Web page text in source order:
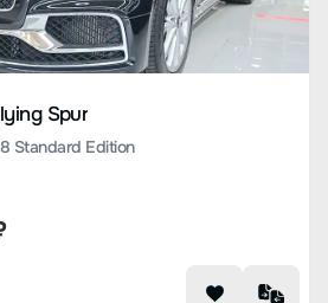
Spur
Standard Edition